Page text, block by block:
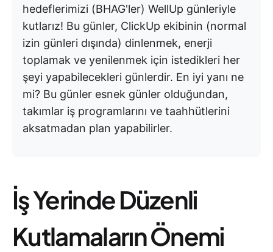
hedeflerimizi (BHAG'ler) WellUp günleriyle
kutlarız! Bu günler, ClickUp ekibinin (normal
izin günleri dışında) dinlenmek, enerji
toplamak ve yenilenmek için istedikleri her
şeyi yapabilecekleri günlerdir. En iyi yanı ne
mi? Bu günler esnek günler olduğundan,
takımlar iş programlarını ve taahhütlerini
aksatmadan plan yapabilirler.
İş Yerinde Düzenli
Kutlamaların Önemi